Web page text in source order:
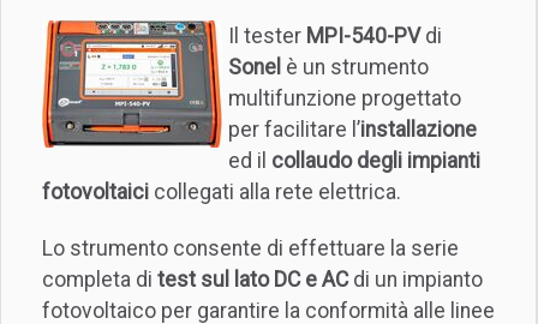
Il tester MPI-540-PVdi
Sonel è un strumento
multifunzione progettato
per facilitare l’installazione
ed il collaudo degli impianti
fotovoltaici collegati alla rete elettrica.
Lo strumento consente di effettuare la serie
completa di test sul lato DC e ACdi un impianto
fotovoltaico per garantire la conformità alle linee